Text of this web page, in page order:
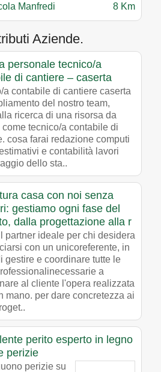
Manfredi
8 Km
Aziende.
personale tecnico/a
di cantiere – caserta
a contabile di cantiere caserta
del nostro team,
ricerca di una risorsa da
come tecnico/a contabile di
cosa farai redazione computi
e contabilità lavori
dello sta..
casa con noi senza
gestiamo ogni fase del
dalla progettazione alla r
partner ideale per chi desidera
con un unicoreferente, in
gestire e coordinare tutte le
a
al cliente l'opera realizzata
mano. per dare concretezza ai
perito esperto in legno
perizie
perizie su